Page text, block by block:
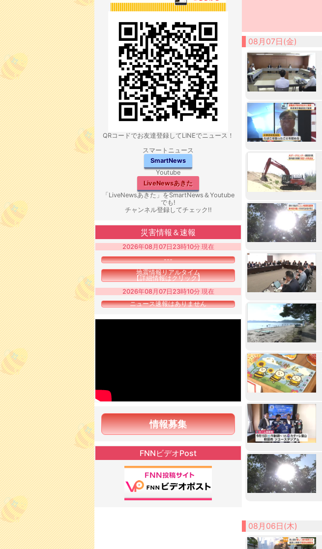
08月07日(金)
08月06日(木)
QRコードでお友達登録してLINEでニュース！
スマートニュース
SmartNews
Youtube
LiveNewsあきた
「LiveNewsあきた」をSmartNews＆Youtube
でも!
チャンネル登録してチェック!!
災害情報＆速報
2026年08月07日23時10分 現在
---
地震情報リアルタイム
【詳細情報はクリック】
2026年08月07日23時10分 現在
ニュース速報はありません
情報募集
FNNビデオPost